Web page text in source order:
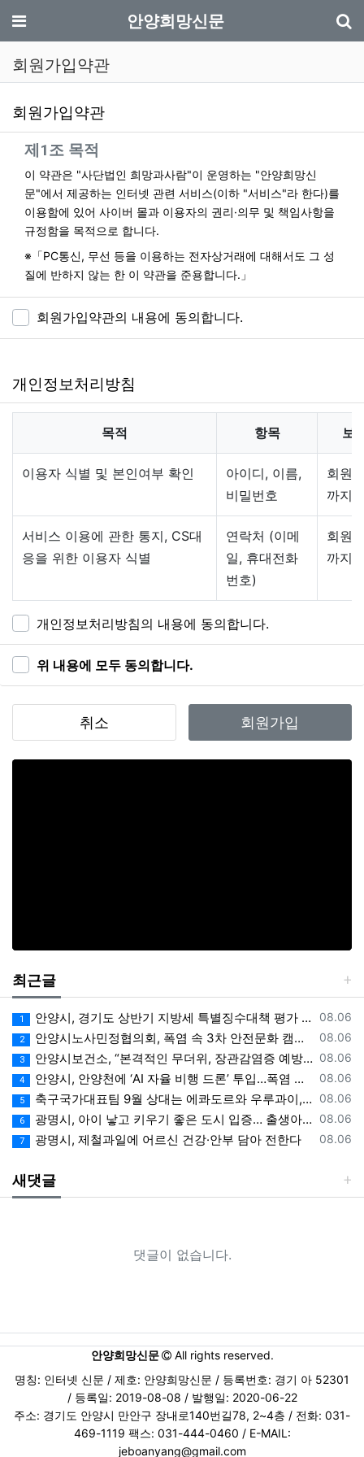
메뉴 안양희망신문
회원가입약관
회원가입약관
사이트 이용약관 안내
제1조 목적
이 약관은 "사단법인 희망과사람"이 운영하는 "안양희망신
문"에서 제공하는 인터넷 관련 서비스(이하 "서비스"라 한다)를
이용함에 있어 사이버 몰과 이용자의 권리·의무 및 책임사항을
규정함을 목적으로 합니다.
※「PC통신, 무선 등을 이용하는 전자상거래에 대해서도 그 성
질에 반하지 않는 한 이 약관을 준용합니다.」
제2조 정의
"이용자"란 "안양희망신문"에 접속하여 이 약관에 따라
'회원'이라 함은 "안양희망신문"에 회원등록을 한 자로
서, 계속적으로 "안양희망신문"이 제공하는 서비스를 이
용할 수 있는 자를 말합니다.
문"이 제공하는 서비스를 이용하는 자를 말합니다.
제3조 약관 등의 명시와 설명 및 개정
"안양희망신문"은 이 약관의 내용과 상호 및 대표자 성
명, 영업소 소재지 주소(소비자의 불만을 처리할 수 있는
곳의 주소를 포함), 전화번호·모사전송번호·전자우편주
소, 사업자등록번호, 통신판매업 신고번호, 개인정보관
리책임자 등을 이용자가 쉽게 알 수 있도록 사이버몰의
초기 서비스화면(전면)에 게시합니다. 다만, 약관의 내용
니다.
"안양희망신문"은 이용자가 약관에 동의하기에 앞서 약
건 등과 같은 중요한 내용을 이용자가 이해할 수 있도록
별도의 연결화면 또는 팝업화면 등을 제공하여 이용자의
합니다. 이 경우 "몰“은 개정 전 내용과 개정 후 내용을
명확하게 비교하여 이용자가 알기 쉽도록 표시합니다.
"안양희망신문"이 약관을 개정할 경우에는 그 개정약관
은 그 적용일자 이후에 체결되는 계약에만 적용되고 그
이전에 이미 체결된 계약에 대해서는 개정 전의 약관조
항이 그대로 적용됩니다. 다만 이미 계약을 체결한 이용
자가 개정약관 조항의 적용을 받기를 원하는 뜻을 제3항
에 의한 개정약관의 공지기간 내에 “몰”에 송신하여
“몰”의 동의를 받은 경우에는 개정약관 조항이 적용됩니
하여는 전자상거래 등에서의 소비자보호에 관한 법률,
또는 상관례에 따릅니다.
재화 또는 용역에 대한 정보 제공 및 구매계약의
체결
구매계약이 체결된 재화 또는 용역의 배송
기타 "안양희망신문"이 정하는 업무
"안양희망신문"은 재화 또는 용역의 품절 또는 기술적 사
양의 변경 등의 경우에는 장차 체결되는 계약에 의해 제
공할 재화 또는 용역의 내용을 변경할 수 있습니다. 이 경
회원가입약관의 내용에 동의합니다.
개인정보처리방침
목적 항목 보
이용자 식별 및 본인여부 확인
아이디, 이름,
비밀번호
회원
까지
서비스 이용에 관한 통지, CS대
응을 위한 이용자 식별
연락처 (이메
일, 휴대전화
번호)
회원
까지
개인정보처리방침의 내용에 동의합니다.
위 내용에 모두 동의합니다.
회원가입
취소
최근글
등록일
08.06
1 안양시, 경기도 상반기 지방세 특별징수대책 평가 ‘우수상’
등록일
08.06
2 안양시노사민정협의회, 폭염 속 3차 안전문화 캠페인 전개
등록일
08.06
3 안양시보건소, “본격적인 무더위, 장관감염증 예방에 각별한 주의 필요”
등록일
08.06
4 안양시, 안양천에 ‘AI 자율 비행 드론’ 투입…폭염 속 온열 질환 예방 계도
등록일
08.06
5 축구국가대표팀 9월 상대는 에콰도르와 우루과이, 9.10월 A매치 4연전 상대 모두 확정
등록일
08.06
6 광명시, 아이 낳고 키우기 좋은 도시 입증… 출생아 증가율 경기도 1위
등록일
08.06
7 광명시, 제철과일에 어르신 건강·안부 담아 전한다
새댓글
댓글이 없습니다.
안양희망신문
All rights reserved.
명칭: 인터넷 신문 / 제호: 안양희망신문 / 등록번호: 경기 아 52301
/ 등록일: 2019-08-08 / 발행일: 2020-06-22
주소: 경기도 안양시 만안구 장내로140번길78, 2~4층 / 전화: 031-
469-1119 팩스: 031-444-0460 / E-MAIL:
jeboanyang@gmail.com